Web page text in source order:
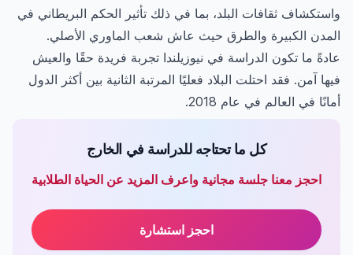
واستكشاف ثقافات البلد، بما في ذلك تأثير الحكم البريطاني في
المدن الكبيرة والطرق حيث عاش شعب الماوري الأصلي.
عادةً ما تكون الدراسة في نيوزيلندا تجربة فريدة حقًا والعيش
فيها آمن. فقد احتلت البلاد فعليًا المرتبة الثانية بين أكثر الدول
أمانًا في العالم في عام 2018.
كل ما تحتاجه للدراسة في الخارج
احجز معنا جلسة مجانية واعرف المزيد عن الحياة الطلابية
احجز استشارة